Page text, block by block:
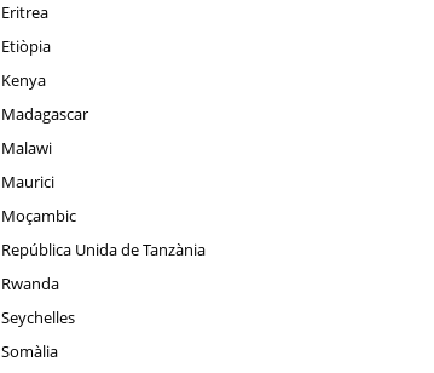
Eritrea
Etiòpia
Kenya
Madagascar
Malawi
Maurici
Moçambic
República Unida de Tanzània
Rwanda
Seychelles
Somàlia